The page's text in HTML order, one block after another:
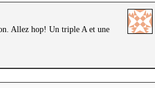
Allez hop! Un triple A et une